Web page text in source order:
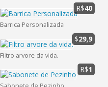
Barrica Personalizada
R$40
Filtro arvore da vida.
$29,9
R$1